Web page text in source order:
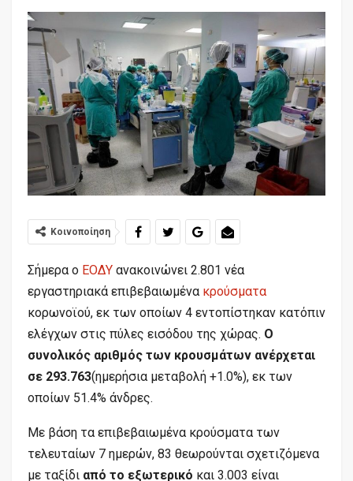
Κοινοποίηση
Σήμερα ο ΕΟΔΥ ανακοινώνει 2.801 νέα
εργαστηριακά επιβεβαιωμένα κρούσματα
κορωνοϊού, εκ των οποίων 4 εντοπίστηκαν κατόπιν
ελέγχων στις πύλες εισόδου της χώρας. Ο
συνολικός αριθμός των κρουσμάτων ανέρχεται
σε 293.763(ημερήσια μεταβολή +1.0%), εκ των
οποίων 51.4% άνδρες.
Με βάση τα επιβεβαιωμένα κρούσματα των
τελευταίων 7 ημερών, 83 θεωρούνται σχετιζόμενα
με ταξίδι από το εξωτερικό και 3.003 είναι